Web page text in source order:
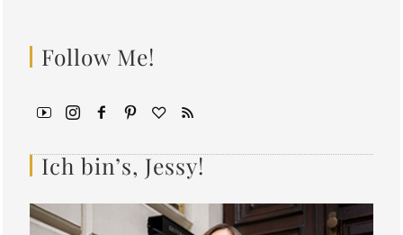
Follow Me!
Ich bin’s, Jessy!